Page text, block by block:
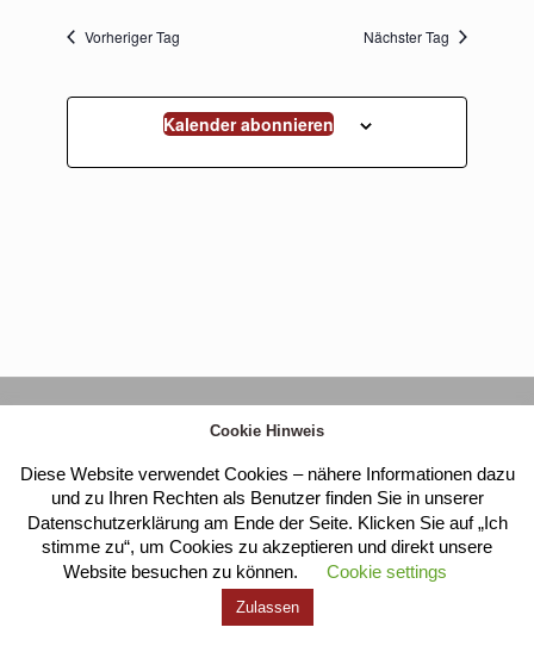
Vorheriger Tag Nächster Tag
Kalender abonnieren
Kloster Heilig Kreuz |Impressum
Cookie Hinweis
Diese Website verwendet Cookies – nähere Informationen dazu
und zu Ihren Rechten als Benutzer finden Sie in unserer
Datenschutzerklärung am Ende der Seite. Klicken Sie auf „Ich
stimme zu“, um Cookies zu akzeptieren und direkt unsere
Website besuchen zu können.
Cookie settings
Zulassen